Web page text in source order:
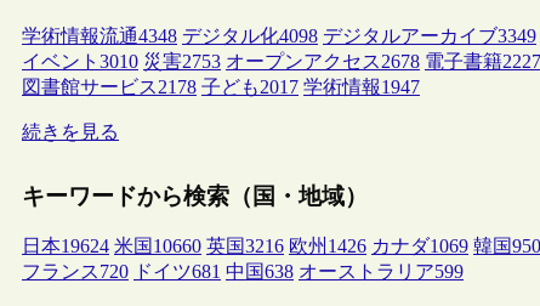
学術情報流通4348 デジタル化4098 デジタルアーカイブ3349
イベント 3010 災害2753 オープンアクセス2678 電子書籍2227
図書館サービス2178 子ども2017 学術情報1947
続きを見る
キーワードから検索（国・地域）
日本19624 米国 10660 英国3216 欧州 1426 カナダ1069 韓国950
フランス720 ドイツ681 中国638 オーストラリア599